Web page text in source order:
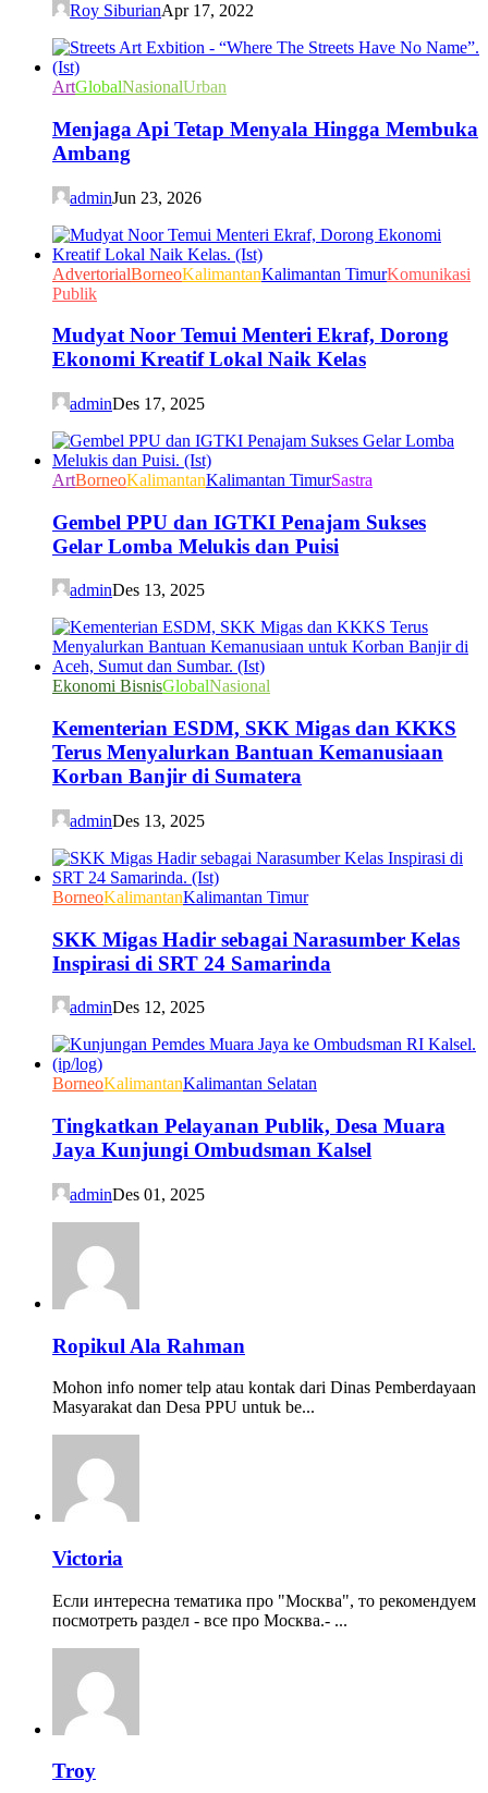
Roy SiburianApr 17, 2022
ArtGlobalNasionalUrban
Menjaga Api Tetap Menyala Hingga Membuka
Ambang
adminJun 23, 2026
AdvertorialBorneoKalimantanKalimantan TimurKomunikasi
Publik
Mudyat Noor Temui Menteri Ekraf, Dorong
Ekonomi Kreatif Lokal Naik Kelas
adminDes 17, 2025
ArtBorneoKalimantanKalimantan TimurSastra
Gembel PPU dan IGTKI Penajam Sukses
Gelar Lomba Melukis dan Puisi
adminDes 13, 2025
Ekonomi BisnisGlobalNasional
Kementerian ESDM, SKK Migas dan KKKS
Terus Menyalurkan Bantuan Kemanusiaan
Korban Banjir di Sumatera
adminDes 13, 2025
BorneoKalimantanKalimantan Timur
SKK Migas Hadir sebagai Narasumber Kelas
Inspirasi di SRT 24 Samarinda
adminDes 12, 2025
BorneoKalimantanKalimantan Selatan
Tingkatkan Pelayanan Publik, Desa Muara
Jaya Kunjungi Ombudsman Kalsel
adminDes 01, 2025
Ropikul Ala Rahman
Mohon info nomer telp atau kontak dari Dinas Pemberdayaan
Masyarakat dan Desa PPU untuk be...
Victoria
Если интересна тематика про "Москва", то рекомендуем
посмотреть раздел - все про Москва.- ...
Troy